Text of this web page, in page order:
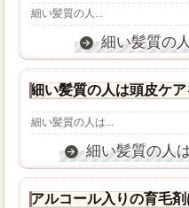
細い髪質の人...
細い髪質の
細い髪質の人は頭皮ケ
細い髪質の人は...
細い髪質の人
アルコール入りの育毛